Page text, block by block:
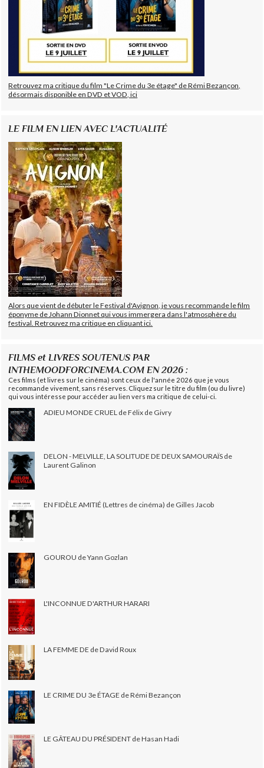
Retrouvez ma critique du film "Le Crime du 3e étage" de Rémi Bezançon,
désormais disponible en DVD et VOD, ici
LE FILM EN LIEN AVEC L'ACTUALITÉ
Alors que vient de débuter le Festival d'Avignon, je vous recommande le film
éponyme de Johann Dionnet qui vous immergera dans l'atmosphère du
festival. Retrouvez ma critique en cliquant ici.
FILMS et LIVRES SOUTENUS PAR
INTHEMOODFORCINEMA.COM EN 2026 :
Ces films (et livres sur le cinéma) sont ceux de l'année 2026 que je vous
recommande vivement, sans réserves. Cliquez sur le titre du film (ou du livre)
qui vous intéresse pour accéder au lien vers ma critique de celui-ci.
ADIEU MONDE CRUEL de Félix de Givry
DELON - MELVILLE, LA SOLITUDE DE DEUX SAMOURAÏS de
Laurent Galinon
EN FIDÈLE AMITIÉ (Lettres de cinéma) de Gilles Jacob
GOUROU de Yann Gozlan
L'INCONNUE D'ARTHUR HARARI
LA FEMME DE de David Roux
LE CRIME DU 3e ÉTAGE de Rémi Bezançon
LE GÂTEAU DU PRÉSIDENT de Hasan Hadi